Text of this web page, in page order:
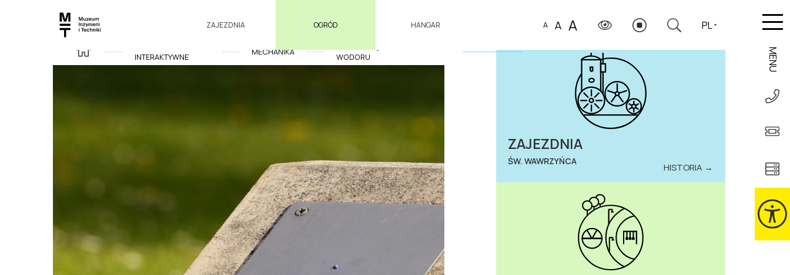
ZAJEZDNIA OGRÓD HANGAR A A A PL
MENU
INTERAKTYWNE
MECHANIKA
WODORU
ZAJEZDNIA
ŚW. WAWRZYŃCA
HISTORIA →